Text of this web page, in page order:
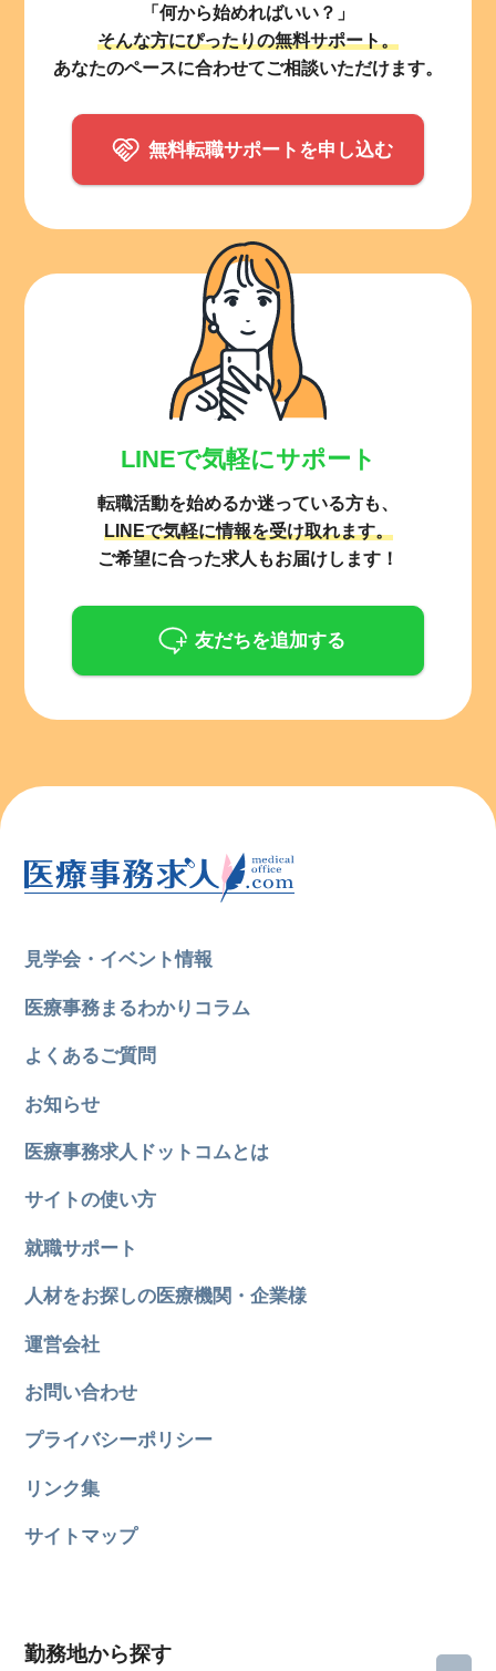
「何から始めればいい？」
そんな方にぴったりの無料サポート。
あなたのペースに合わせてご相談いただけます。
無料転職サポートを申し込む
LINEで気軽にサポート
転職活動を始めるか迷っている方も、
LINEで気軽に情報を受け取れます。
ご希望に合った求人もお届けします！
友だちを追加する
見学会・イベント情報
医療事務まるわかりコラム
よくあるご質問
お知らせ
医療事務求人ドットコムとは
サイトの使い方
就職サポート
人材をお探しの医療機関・企業様
運営会社
お問い合わせ
プライバシーポリシー
リンク集
サイトマップ
勤務地から探す